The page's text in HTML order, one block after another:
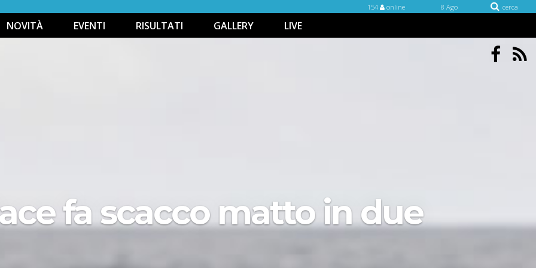
cerca
8 Ago
154 online
NOVITÀ EVENTI RISULTATI GALLERY LIVE
fa scacco matto in due